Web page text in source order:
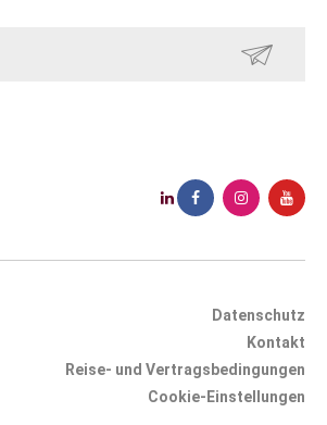
SENDEN
Datenschutz
Kontakt
Reise- und Vertragsbedingungen
Cookie-Einstellungen